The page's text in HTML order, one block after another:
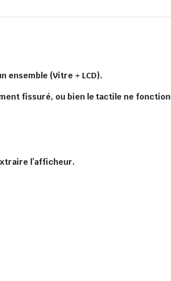
ensemble (Vitre + LCD).
fissuré, ou bien le tactile ne
l’afficheur.